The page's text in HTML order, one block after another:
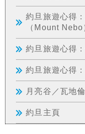
約旦旅遊心得
（Mount Nebo
約旦旅遊心得
約旦旅遊心得
月亮谷／瓦地
約旦主頁